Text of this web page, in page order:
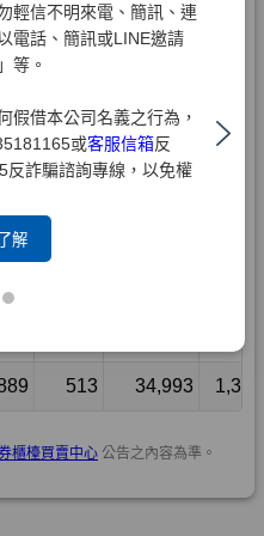
輕信不明來電、簡訊、連
電話、簡訊或LINE邀請
等。
假借本公司名義之行為，
或客服信箱反
反詐騙諮詢專線，以免權
解